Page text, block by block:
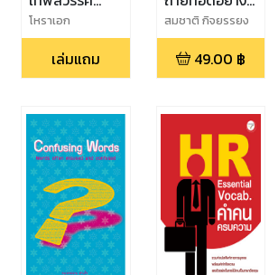
ตอน ดาวดึงส์
โหราเอก
เล่มแถม
ประสิทธิภาพ
สมชาติ กิจยรรยง
49.00 ฿